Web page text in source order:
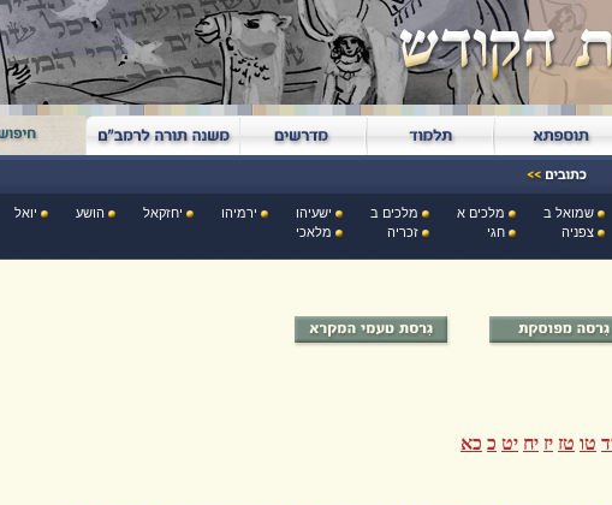
שמואל ב מלכים א מלכים ב ישעיהו ירמיהו יחזקאל הושע יואל
צפניה חגי זכריה מלאכי
טו טז יז יח יט כ כא